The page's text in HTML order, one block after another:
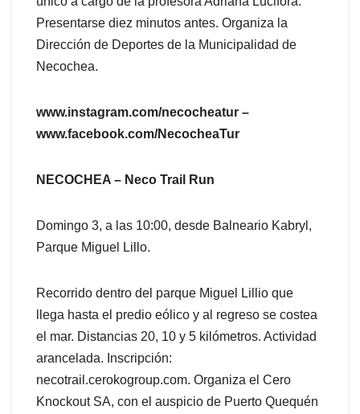
Presentarse diez minutos antes. Organiza la
Dirección de Deportes de la Municipalidad de
Necochea.
www.instagram.com/necocheatur –
www.facebook.com/NecocheaTur
NECOCHEA – Neco Trail Run
Domingo 3, a las 10:00, desde Balneario Kabryl,
Parque Miguel Lillo.
Recorrido dentro del parque Miguel Lillio que
llega hasta el predio eólico y al regreso se costea
el mar. Distancias 20, 10 y 5 kilómetros. Actividad
arancelada. Inscripción:
necotrail.cerokogroup.com. Organiza el Cero
Knockout SA, con el auspicio de Puerto Quequén